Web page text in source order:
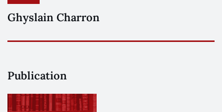
Ghyslain Charron
Publication